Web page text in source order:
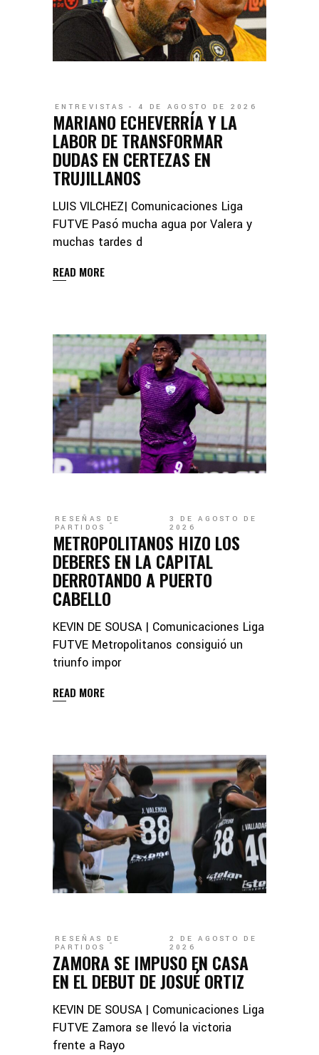
ENTREVISTAS 4 DE AGOSTO DE 2026
MARIANO ECHEVERRÍA Y LA
LABOR DE TRANSFORMAR
DUDAS EN CERTEZAS EN
TRUJILLANOS
LUIS VILCHEZ| Comunicaciones Liga
FUTVE Pasó mucha agua por Valera y
muchas tardes d
READ MORE
RESEÑAS DE
PARTIDOS
3 DE AGOSTO DE
2026
METROPOLITANOS HIZO LOS
DEBERES EN LA CAPITAL
DERROTANDO A PUERTO
CABELLO
KEVIN DE SOUSA | Comunicaciones Liga
FUTVE Metropolitanos consiguió un
triunfo impor
READ MORE
RESEÑAS DE
PARTIDOS
2 DE AGOSTO DE
2026
ZAMORA SE IMPUSO EN CASA
EN EL DEBUT DE JOSUÉ ORTIZ
KEVIN DE SOUSA | Comunicaciones Liga
FUTVE Zamora se llevó la victoria
frente a Rayo